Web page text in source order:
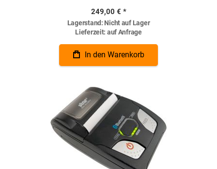
249,00 €
Lagerstand: Nicht auf Lager
Lieferzeit: auf Anfrage
In den Warenkorb